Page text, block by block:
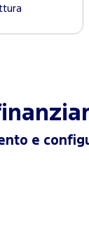
e